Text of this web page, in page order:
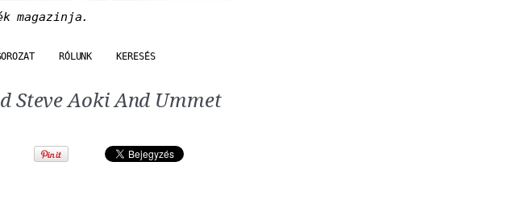
magazinja.
RÓLUNK KERESÉS
Steve Aoki And Ummet